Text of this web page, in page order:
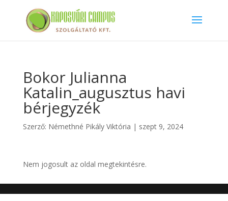
Bokor Julianna
Katalin_augusztus havi
bérjegyzék
Szerző: Némethné Pikály Viktória | szept 9, 2024
Nem jogosult az oldal megtekintésre.